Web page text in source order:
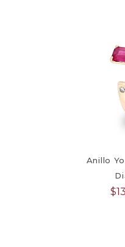
Anillo
$